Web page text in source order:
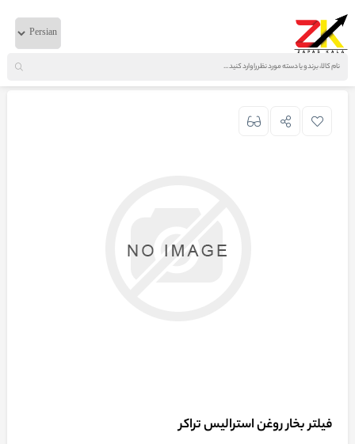
خانه لوازم موتوری ایویکو
فیلتر بخار روغن استرالیس تراکر